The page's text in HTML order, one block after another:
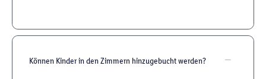
Können Kinder in den Zimmern hinzugebucht werden?